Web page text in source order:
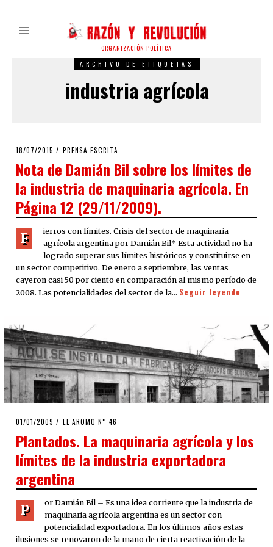
ORGANIZACIÓN POLÍTICA
ARCHIVO DE ETIQUETAS
industria agrícola
POSTED
18/07/2015 PRENSA-ESCRITA
Nota de Damián Bil sobre los límites de
la industria de maquinaria agrícola. En
Página 12 (29/11/2009).
F
ierros con límites. Crisis del sector de maquinaria
agrícola argentina por Damián Bil* Esta actividad no ha
logrado superar sus límites históricos y constituirse en
un sector competitivo. De enero a septiembre, las ventas
cayeron casi 50 por ciento en comparación al mismo período de
2008. Las potencialidades del sector de la… Seguir leyendo
POSTED
01/01/2009 25/03/2020
EL AROMO N° 46
Plantados. La maquinaria agrícola y los
límites de la industria exportadora
argentina
P
or Damián Bil – Es una idea corriente que la industria de
maquinaria agrícola argentina es un sector con
potencialidad exportadora. En los últimos años estas
ilusiones se renovaron de la mano de cierta reactivación de la